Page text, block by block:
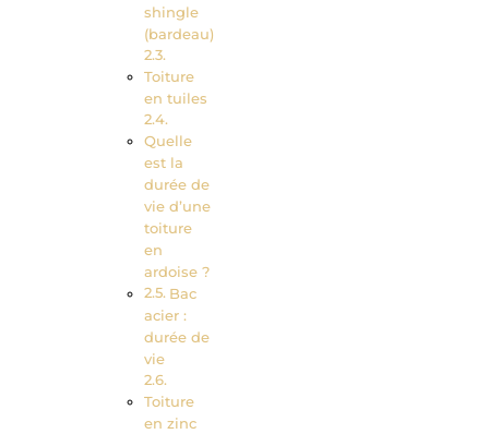
shingle
(bardeau)
Toiture
en tuiles
Quelle
est la
durée de
vie d’une
toiture
en
ardoise ?
Bac
acier :
durée de
vie
Toiture
en zinc